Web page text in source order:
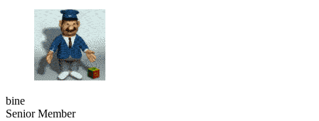
bine
Senior Member